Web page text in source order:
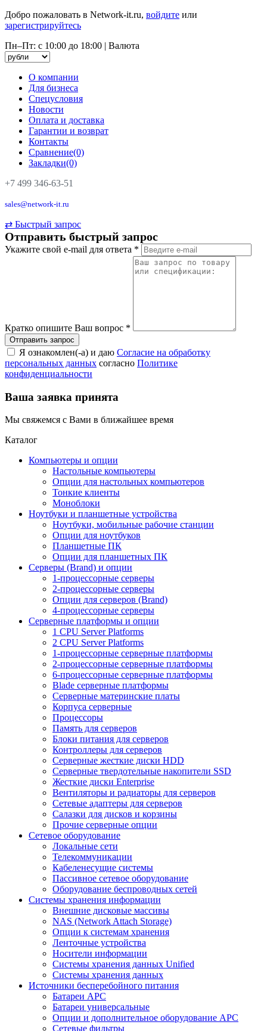
Добро пожаловать в Network-it.ru, войдите или
зарегистрируйтесь
Пн–Пт: с 10:00 до 18:00 | Валюта
О компании
Для бизнеса
Спецусловия
Новости
Оплата и доставка
Гарантии и возврат
Контакты
Сравнение(0)
Закладки(0)
+7 499 346-63-51
sales@network-it.ru
⇄ Быстрый запрос
Отправить быстрый запрос
Укажите свой e-mail для ответа *
Кратко опишите Ваш вопрос *
Я ознакомлен(-а) и даю Согласие на обработку
персональных данных согласно Политике
конфиденциальности
Ваша заявка принята
Мы свяжемся с Вами в ближайшее время
Каталог
Компьютеры и опции
Настольные компьютеры
Опции для настольных компьютеров
Тонкие клиенты
Моноблоки
Ноутбуки и планшетные устройства
Ноутбуки, мобильные рабочие станции
Опции для ноутбуков
Планшетные ПК
Опции для планшетных ПК
Серверы (Brand) и опции
1-процессорные серверы
2-процессорные серверы
Опции для серверов (Brand)
4-процессорные серверы
Серверные платформы и опции
1 CPU Server Platforms
2 CPU Server Platforms
1-процессорные серверные платформы
2-процессорные серверные платформы
6-процессорные серверные платформы
Blade серверные платформы
Серверные материнские платы
Корпуса серверные
Процессоры
Память для серверов
Блоки питания для серверов
Контроллеры для серверов
Серверные жесткие диски HDD
Серверные твердотельные накопители SSD
Жесткие диски Enterprise
Вентиляторы и радиаторы для серверов
Сетевые адаптеры для серверов
Салазки для дисков и корзины
Прочие серверные опции
Сетевое оборудование
Локальные сети
Телекоммуникации
Кабеленесущие системы
Пассивное сетевое оборудование
Оборудование беспроводных сетей
Системы хранения информации
Внешние дисковые массивы
NAS (Network Attach Storage)
Опции к системам хранения
Ленточные устройства
Носители информации
Системы хранения данных Unified
Системы хранения данных
Источники бесперебойного питания
Батареи APC
Батареи универсальные
Опции и дополнительное оборудование АРС
Сетевые фильтры